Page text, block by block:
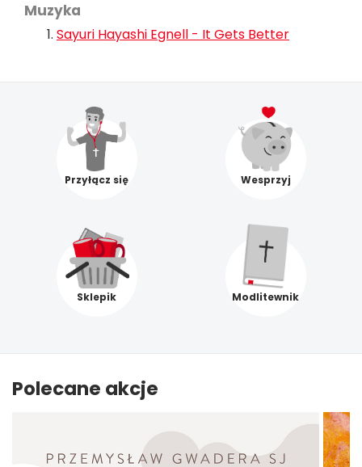
Muzyka
Sayuri Hayashi Egnell - It Gets Better
Przyłącz się Wesprzyj
Sklepik Modlitewnik
Polecane akcje